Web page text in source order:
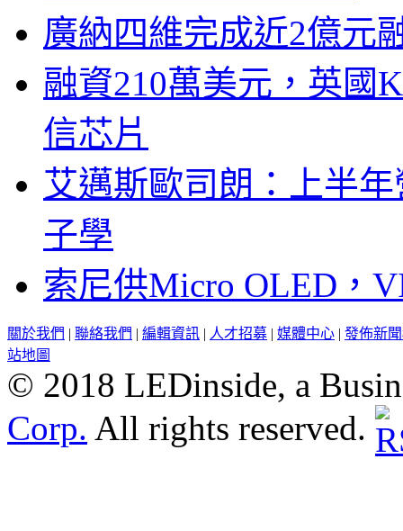
廣納四維完成近2億元
融資210萬美元，英國
信芯片
艾邁斯歐司朗：上半
子學
索尼供Micro OLED，
關於我們 | 聯絡我們 | 編輯資訊 | 人才招募 | 媒體中心 | 發佈新
站地圖
© 2018 LEDinside, a
Corp. All rights reserved.